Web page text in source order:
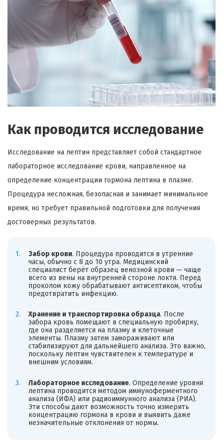
Как проводится исследование
Исследование на лептин представляет собой стандартное
лабораторное исследование крови, направленное на
определение концентрации гормона лептина в плазме.
Процедура несложная, безопасная и занимает минимальное
время, но требует правильной подготовки для получения
достоверных результатов.
Забор крови. Процедура проводится в утренние
часы, обычно с 8 до 10 утра. Медицинский
специалист берёт образец венозной крови — чаще
всего из вены на внутренней стороне локтя. Перед
проколом кожу обрабатывают антисептиком, чтобы
предотвратить инфекцию.
Хранение и транспортировка образца. После
забора кровь помещают в специальную пробирку,
где она разделяется на плазму и клеточные
элементы. Плазму затем замораживают или
стабилизируют для дальнейшего анализа. Это важно,
поскольку лептин чувствителен к температуре и
внешним условиям.
Лабораторное исследование. Определение уровня
лептина проводится методом иммуноферментного
анализа (ИФА) или радиоиммунного анализа (РИА).
Эти способы дают возможность точно измерить
концентрацию гормона в крови и выявить даже
незначительные отклонения от нормы.